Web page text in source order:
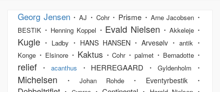
Georg Jensen・AJ ・ Cohr・Prisme・ Arne Jacobsen ・
BESTIK ・ Henning Koppel ・ Evald Nielsen ・Akkeleje ・
Kugle ・ Ladby ・ HANS HANSEN ・Arvesølv ・antik ・
Konge ・ Elsinore・ Kaktus ・Cohr・palmet ・ Bernadotte ・
relief ・ acanthus ・HERREGAARD・Gyldenholm ・
Michelsen ・ Johan Rohde・ Eventyrbestik ・